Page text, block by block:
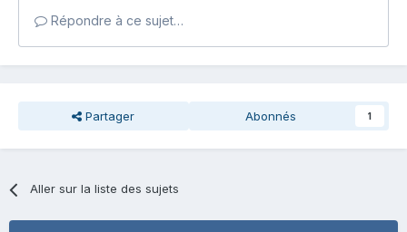
Répondre à ce sujet…
Partager Abonnés 1
Aller sur la liste des sujets